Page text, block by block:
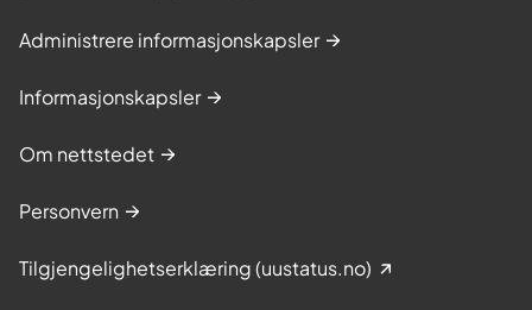
Administrere informasjonskapsler
Informasjonskapsler
Om nettstedet
Personvern
Tilgjengelighetserklæring (uustatus.no)